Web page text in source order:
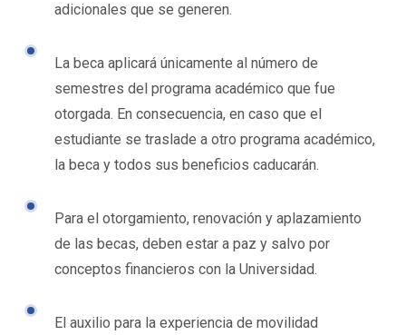
adicionales que se generen.
La beca aplicará únicamente al número de
semestres del programa académico que fue
otorgada. En consecuencia, en caso que el
estudiante se traslade a otro programa académico,
la beca y todos sus beneficios caducarán.
Para el otorgamiento, renovación y aplazamiento
de las becas, deben estar a paz y salvo por
conceptos financieros con la Universidad.
El auxilio para la experiencia de movilidad